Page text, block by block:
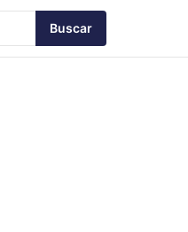
Buscar